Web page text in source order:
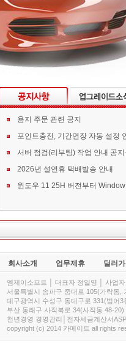
용지 주문 관련 공지
포인트충전, 기간연장 자동 설정
서버 점검(리부팅) 작업 안내 공지
2026년 설연휴 택배발송 안내
회사소개 업무제휴 딜러가
엠제이소프트 │ 대표자 정일영 │ 사업
서울특별시 송파구 중대로 105(가락동
대구광역시 수성구 동대구로 331(범어
부산 동래구 사직북로 34(사직동 48-
천년경영 경영관리│전자세금계산서
copyright (c) 2014 카메이트 all rights